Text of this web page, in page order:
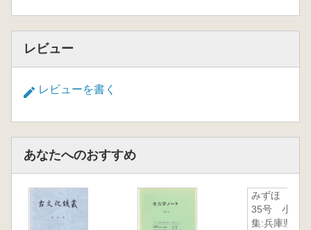
レビュー
レビューを書く
あなたへのおすすめ
みずほ 第
35号 小特
集:兵庫県東